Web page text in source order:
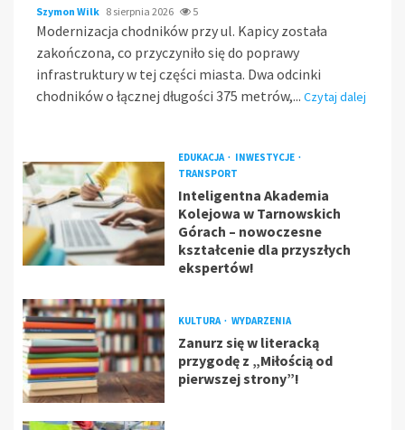
Szymon Wilk 8 sierpnia 2026 5
Modernizacja chodników przy ul. Kapicy została
zakończona, co przyczyniło się do poprawy
infrastruktury w tej części miasta. Dwa odcinki
chodników o łącznej długości 375 metrów,... Czytaj dalej
EDUKACJA
INWESTYCJE
TRANSPORT
Inteligentna Akademia
Kolejowa w Tarnowskich
Górach – nowoczesne
kształcenie dla przyszłych
ekspertów!
KULTURA WYDARZENIA
Zanurz się w literacką
przygodę z „Miłością od
pierwszej strony”!